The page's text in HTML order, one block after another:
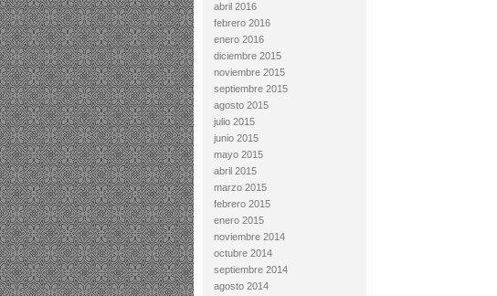
abril 2016
febrero 2016
enero 2016
diciembre 2015
noviembre 2015
septiembre 2015
agosto 2015
julio 2015
junio 2015
mayo 2015
abril 2015
marzo 2015
febrero 2015
enero 2015
noviembre 2014
octubre 2014
septiembre 2014
agosto 2014